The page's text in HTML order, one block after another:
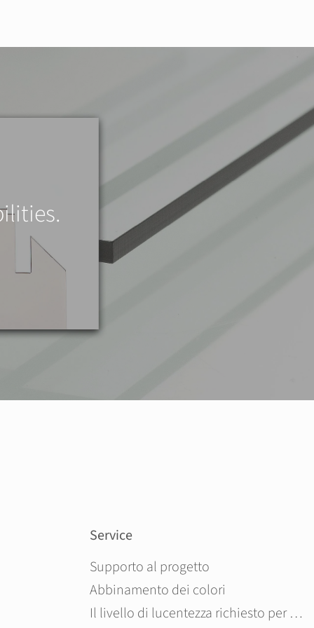
Service
Salta la navigazione
Supporto al progetto
Abbinamento dei colori
Il livello di lucentezza richiesto per il pannello in composito di alluminio